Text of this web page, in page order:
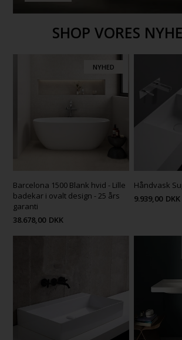
SHOP VORES
NYHED
Barcelona 1500 Blank hvid - Lille
badekar i ovalt design - 25 års
garanti
38.678,00 DKK
Håndvask
9.939,00 DKK